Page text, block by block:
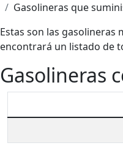
Gasolineras que
Estas son las
encontrará un listado de
Gasolineras